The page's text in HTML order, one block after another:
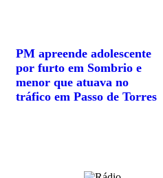
PM apreende adolescente
por furto em Sombrio e
menor que atuava no
tráfico em Passo de Torres